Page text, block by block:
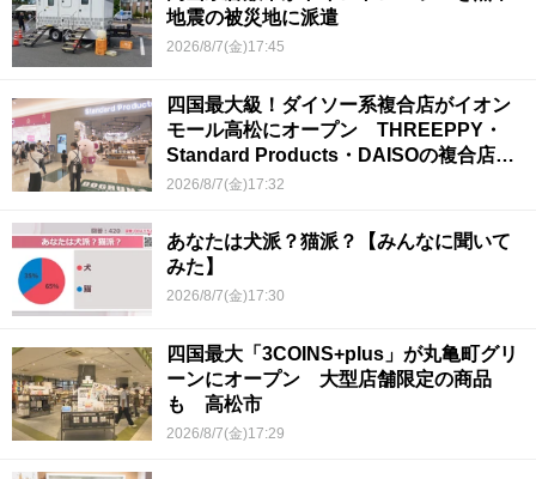
地震の被災地に派遣
2026/8/7(金)17:45
四国最大級！ダイソー系複合店がイオン
モール高松にオープン THREEPPY・
Standard Products・DAISOの複合店は
香川県初
2026/8/7(金)17:32
あなたは犬派？猫派？【みんなに聞いて
みた】
2026/8/7(金)17:30
四国最大「3COINS+plus」が丸亀町グリ
ーンにオープン 大型店舗限定の商品
も 高松市
2026/8/7(金)17:29